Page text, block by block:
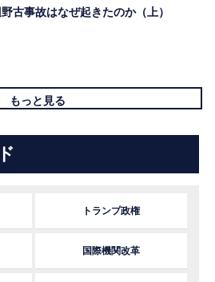
古事故はなぜ起きたのか（上）
もっと見る
トランプ政権
国際機関改革